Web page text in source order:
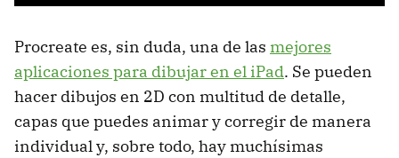
Procreate es, sin duda, una de las mejores
aplicaciones para dibujar en el iPad. Se pueden
hacer dibujos en 2D con multitud de detalle,
capas que puedes animar y corregir de manera
individual y, sobre todo, hay muchísimas